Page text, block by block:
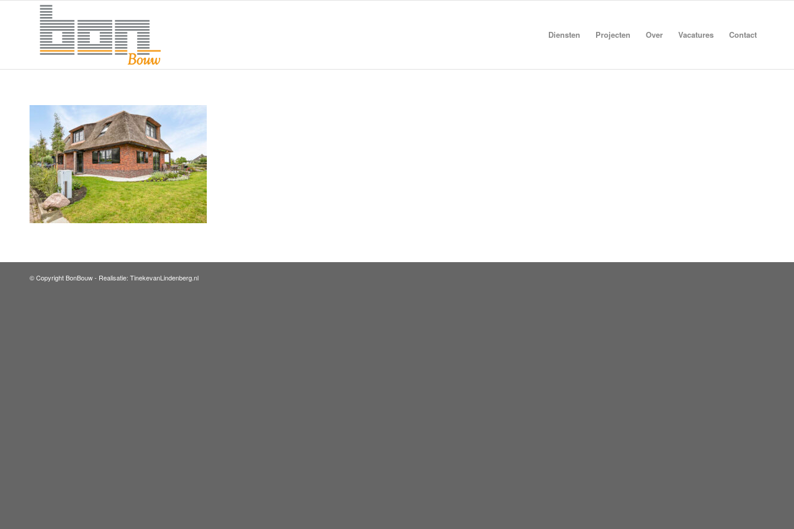
Diensten Projecten Over Vacatures Contact
© Copyright BonBouw - Realisatie: TinekevanLindenberg.nl